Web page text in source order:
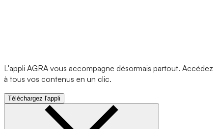
L'appli AGRA vous accompagne désormais partout. Accédez
à tous vos contenus en un clic.
Téléchargez l'appli